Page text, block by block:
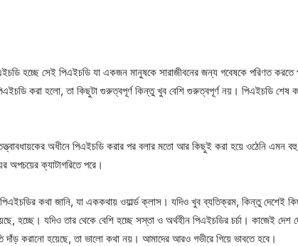
হচ্ছে সেই পিএইচডি যা একজন মানুষকে সারাজীবনের জন্য গবেষকে পরিণত
পিএইচডি করা হলো, তা কিছুটা গুরুত্বপূর্ণ কিন্তু খুব বেশি গুরুত্বপূর্ণ নয়। পিএইচডি শেষ
অধীনে পিএইচডি করার পর বলার মতো আর কিছুই করা হয়ে ওঠেনি এমন বহু
অপচয়ের ক্যাটাগরিতে পরে।
পিএইচডির কথা জানি, যা এককথায় ওয়ার্ল্ড ক্লাস। যদিও খুব ব্যতিক্রম, কিন্তু দেশেই
হচ্ছে। যদিও তার থেকে বেশি হচ্ছে সস্তা ও অর্থহীন পিএইচডির চর্চা। কাজেই দেশ
দাঁড় করানো হয়েছে, তা ভালো কথা নয়। আমাদের আরও গভীরে গিয়ে ভাবতে হবে।